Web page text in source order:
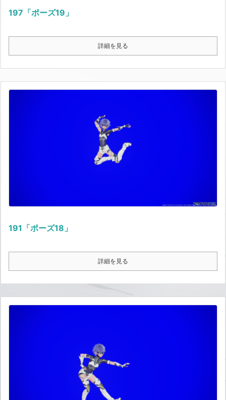
197「ポーズ19」
詳細を見る
191「ポーズ18」
詳細を見る